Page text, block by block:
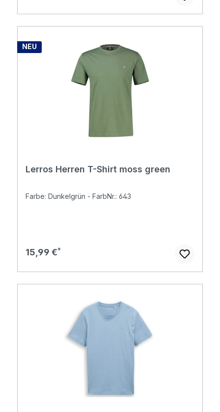
NEU
Lerros Herren T-Shirt moss green
Farbe: Dunkelgrün - FarbNr.: 643
Regulärer Preis:
15,99 €